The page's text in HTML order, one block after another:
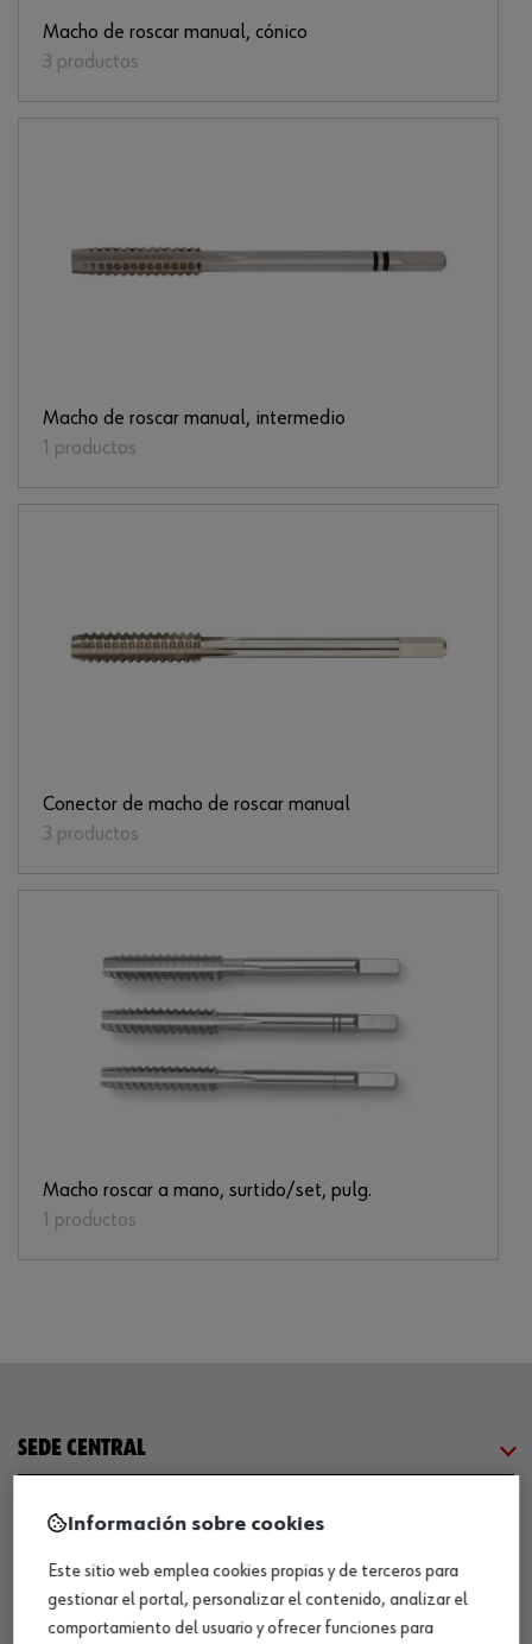
Macho de roscar manual, cónico
3 productos
Macho de roscar manual, intermedio
1 productos
Conector de macho de roscar manual
3 productos
Macho roscar a mano, surtido/set, pulg.
1 productos
SEDE CENTRAL
CENTRO LOGÍSTICO / MUSEO
SOBRE WÜRTH
Información sobre cookies
Este sitio web emplea cookies propias y de terceros para
gestionar el portal, personalizar el contenido, analizar el
comportamiento del usuario y ofrecer funciones para